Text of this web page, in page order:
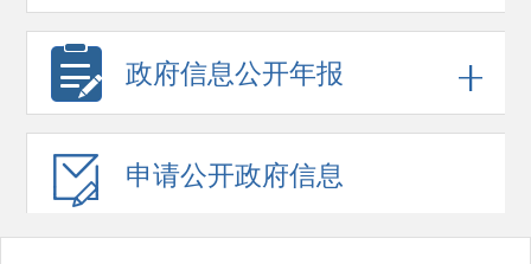
政府信息公开年报
申请公开政府信息